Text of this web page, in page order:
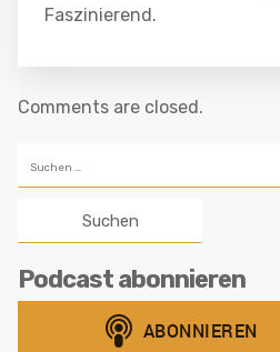
Faszinierend.
Comments are closed.
nach:
Podcast abonnieren